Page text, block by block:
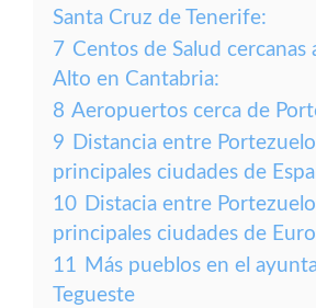
Santa Cruz de Tenerife:
7 Centos de Salud cercanas
Alto en Cantabria:
8 Aeropuertos cerca de
9 Distancia entre
principales ciudades de
10 Distacia entre
principales ciudades de
11 Más pueblos en el
Tegueste